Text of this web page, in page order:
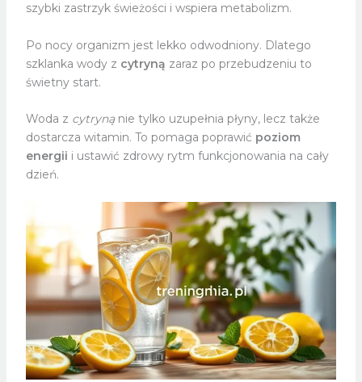
szybki zastrzyk świeżości i wspiera metabolizm.
Po nocy organizm jest lekko odwodniony. Dlatego
szklanka wody z cytryną zaraz po przebudzeniu to
świetny start.
Woda z cytrynąnie tylko uzupełnia płyny, lecz także
dostarcza witamin. To pomaga poprawić poziom
energii i ustawić zdrowy rytm funkcjonowania na cały
dzień.